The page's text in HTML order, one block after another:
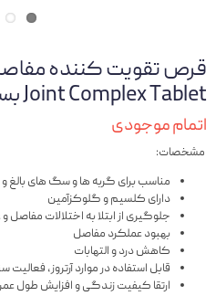
Joint Complex Tablet بسته 60 عددی
اتمام موجودی
مشخصات:
مناسب برای گربه ها و سگ های بالغ
دارای کلسیم و گلوکزآمین
جلوگیری از ابتلا به اختلالات
بهبود عملکرد مفاصل
کاهش درد و التهابات
قابل استفاده در موارد آرتروز،
ارتقا کیفیت زندگی و افزایش طول